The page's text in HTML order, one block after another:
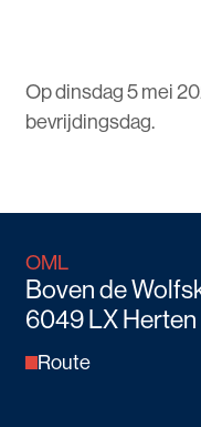
Op dinsdag 5 mei
bevrijdingsdag.
OML
Boven de
6049 LX Herten
Route